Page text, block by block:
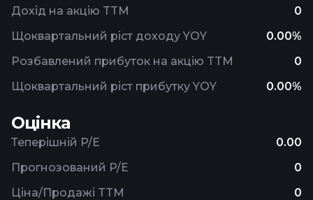
Дохід на акцію TTM
0
Щоквартальний ріст доходу YOY
0.00%
Розбавлений прибуток на акцію TTM
0
Щоквартальний ріст прибутку YOY
0.00%
Оцінка
Теперішній P/E
0.00
Прогнозований P/E
0
Ціна/Продажі TTM
0